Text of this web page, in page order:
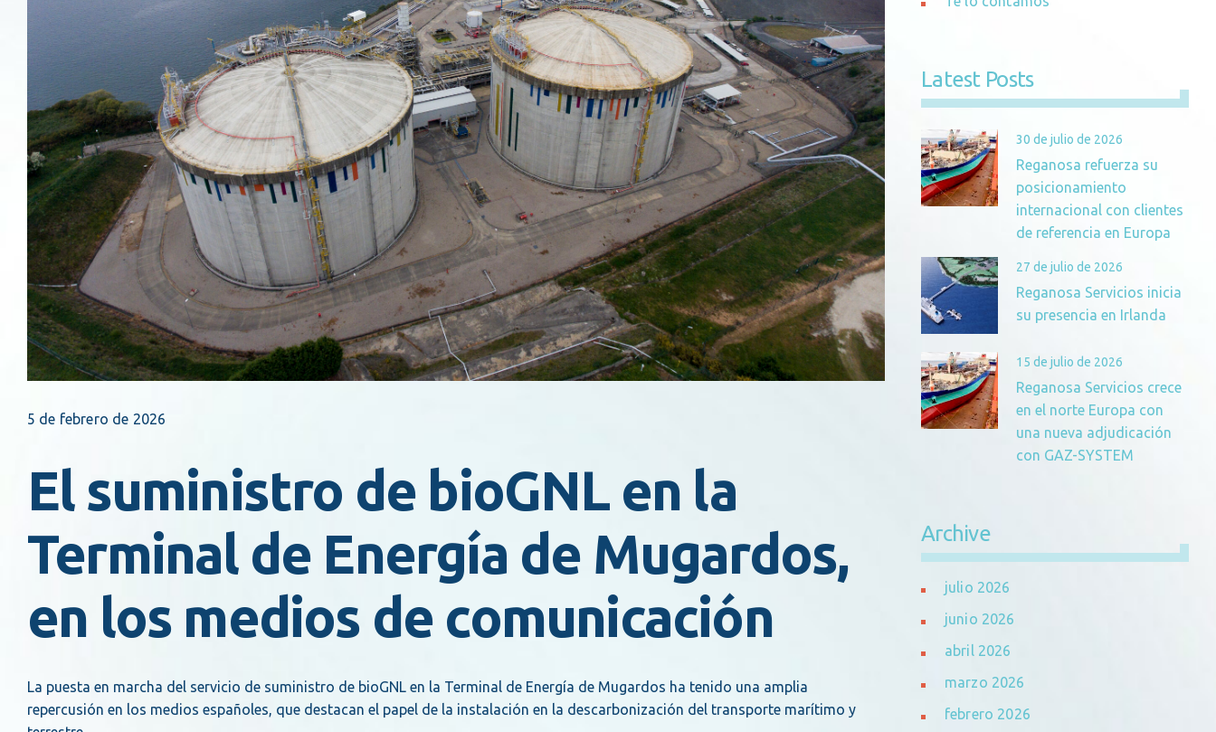
5 de febrero de 2026
El suministro de bioGNL en la
Terminal de Energía de Mugardos,
en los medios de comunicación
La puesta en marcha del servicio de suministro de bioGNL en la Terminal de Energía de Mugardos ha tenido una amplia
repercusión en los medios españoles, que destacan el papel de la instalación en la descarbonización del transporte marítimo y
Latest Posts
Reganosa refuerza su
posicionamiento
internacional con clientes
de referencia en Europa
30 de julio de 2026
Reganosa Servicios inicia
su presencia en Irlanda
27 de julio de 2026
Reganosa Servicios crece
en el norte Europa con
una nueva adjudicación
con GAZ-SYSTEM
15 de julio de 2026
Archive
julio 2026
junio 2026
abril 2026
marzo 2026
febrero 2026